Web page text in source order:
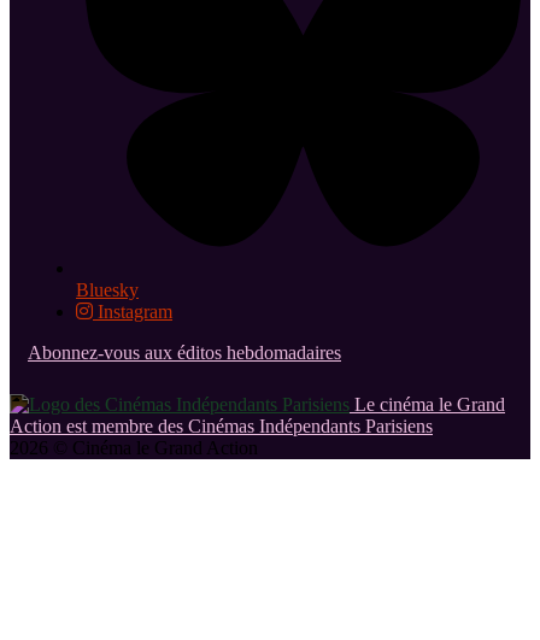
Bluesky
Instagram
Abonnez-vous aux éditos hebdomadaires
Le cinéma le Grand
Action est membre des Cinémas Indépendants Parisiens
2026 © Cinéma le Grand Action